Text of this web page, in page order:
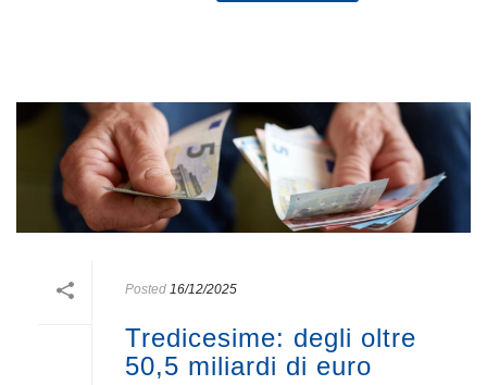
Posted 16/12/2025
Tredicesime: degli oltre
50,5 miliardi di euro